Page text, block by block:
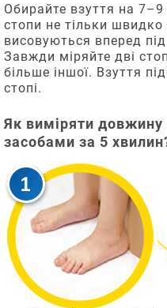
Обирайте взуття на
стопи не тільки швидко
висовуються вперед
Завжди міряйте дві
більше іншої. Взуття
стопі.
Як виміряти довжину
засобами за 5